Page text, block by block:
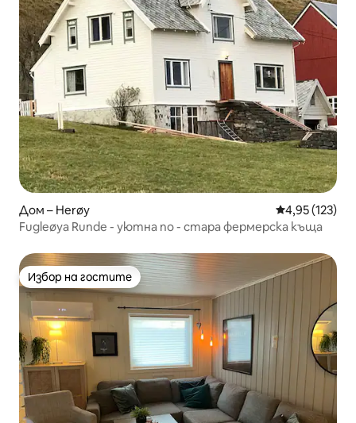
Дом – Herøy Средна
4,95 (123)
Fugleøya Runde - уютна по - стара фермерска къща
Избор на гостите
Избор на гостите